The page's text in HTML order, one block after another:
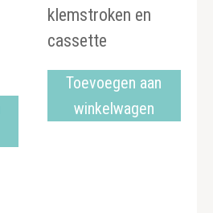
klemstroken en
cassette
Toevoegen aan
winkelwagen